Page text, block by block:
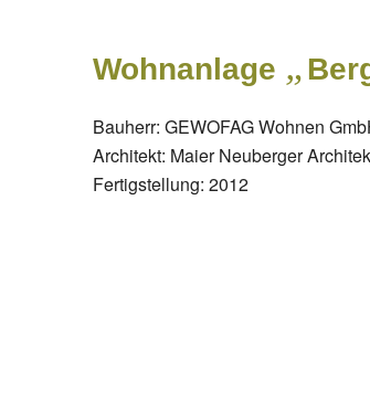
Wohnanlage „
Bauherr: GEWOFAG Wohnen
Architekt: Maier Neuberger
Fertigstellung: 2012